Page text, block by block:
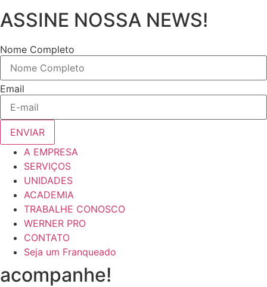
ASSINE NOSSA NEWS!
Nome Completo
Email
ENVIAR
A EMPRESA
SERVIÇOS
UNIDADES
ACADEMIA
TRABALHE CONOSCO
WERNER PRO
CONTATO
Seja um Franqueado
acompanhe!